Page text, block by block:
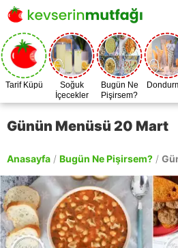
Tarif Küpü
Soğuk
İçecekler
Bugün Ne
Pişirsem?
Günün Menüsü 20 Mart
Anasayfa / Bugün Ne Pişirsem? /